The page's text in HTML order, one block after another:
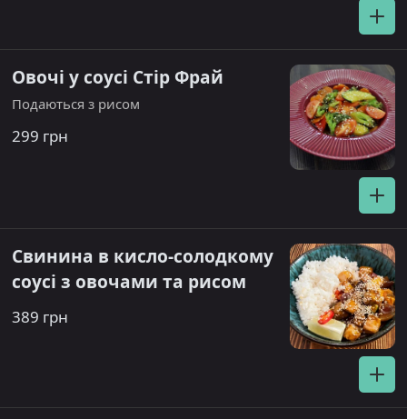
Овочі у соусі Стір Фрай
Подаються з рисом
299 грн
Свинина в кисло-солодкому
соусі з овочами та рисом
389 грн